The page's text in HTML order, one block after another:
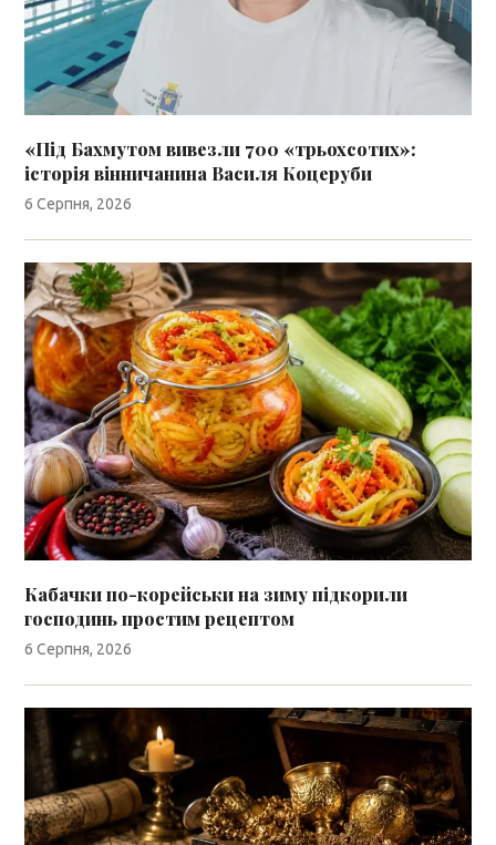
«Під Бахмутом вивезли 700 «трьохсотих»:
історія вінничанина Василя Коцеруби
6 Серпня, 2026
Кабачки по-корейськи на зиму підкорили
господинь простим рецептом
6 Серпня, 2026